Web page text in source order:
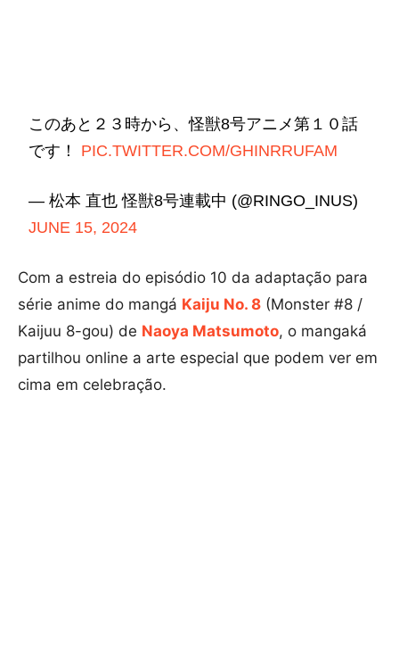
このあと２３時から、怪獣8号アニメ第１０話
です！ PIC.TWITTER.COM/GHINRRUFAM
— 松本 直也 怪獣8号連載中 (@RINGO_INUS)
JUNE 15, 2024
Com a estreia do episódio 10 da adaptação para
série anime do mangá Kaiju No. 8 (Monster #8 /
Kaijuu 8-gou) de Naoya Matsumoto, o mangaká
partilhou online a arte especial que podem ver em
cima em celebração.